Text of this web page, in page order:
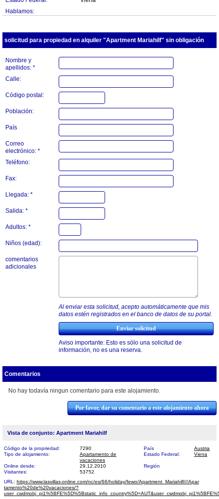
Hablamos:
solicitud para propiedad en alquiler "Apartment Mariahilf" sin obligación
Nombre y
apellidos: *
Calle:
Código postal:
Población:
País
Correo
electrónico: *
Teléfono:
Fax:
Llegada: *
Salida: *
Adultos: *
Niños (edad):
comentarios
adicionales
Al enviar esta solicitud, acepto automáticamente que mis
datos estén registrados en el banco de datos de su portal.
Aviso importante: Esto es sólo una solicitud de
información, no es una reserva.
Comentarios
No hay todavía ningun comentario para este alojamiento.
Por favor, dar su comentario a este alojamiento ahora
Vista de conjunto: Apartment Mariahilf
Código de la propriedad: 7290 País
Austria
Tipo de alojamiento:
Apartamento de
vacaciones
Estado Federal: Viena
Online desde: 29.12.2010
Región
Visitantes:
53752
URL: https://www.lasvillas-online.com/nc/es/66/holiday/fewo/Apartment_Mariahilf///Apar​
tamento%20de%20vacaciones/?